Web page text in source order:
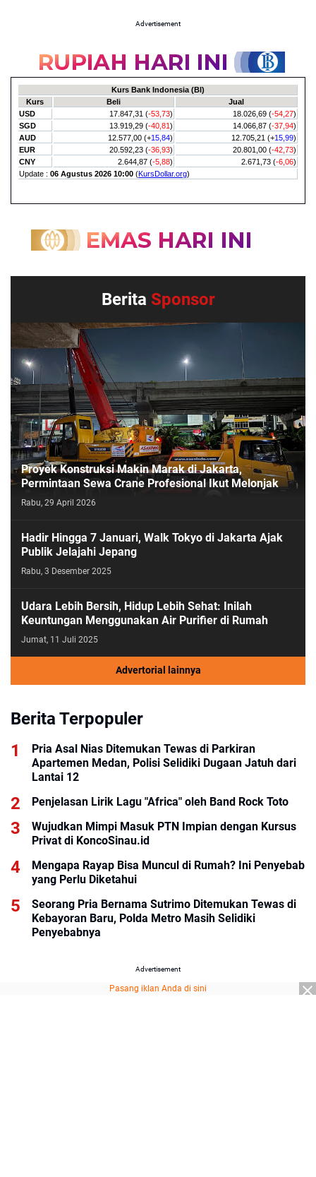
Advertisement
Berita Sponsor
Proyek Konstruksi Makin Marak di Jakarta,
Permintaan Sewa Crane Profesional Ikut Melonjak
Rabu, 29 April 2026
Hadir Hingga 7 Januari, Walk Tokyo di Jakarta Ajak
Publik Jelajahi Jepang
Rabu, 3 Desember 2025
Udara Lebih Bersih, Hidup Lebih Sehat: Inilah
Keuntungan Menggunakan Air Purifier di Rumah
Jumat, 11 Juli 2025
Advertorial lainnya
Berita Terpopuler
Pria Asal Nias Ditemukan Tewas di Parkiran
Apartemen Medan, Polisi Selidiki Dugaan Jatuh dari
Lantai 12
Penjelasan Lirik Lagu "Africa" oleh Band Rock Toto
Wujudkan Mimpi Masuk PTN Impian dengan Kursus
Privat di KoncoSinau.id
Mengapa Rayap Bisa Muncul di Rumah? Ini Penyebab
yang Perlu Diketahui
Seorang Pria Bernama Sutrimo Ditemukan Tewas di
Kebayoran Baru, Polda Metro Masih Selidiki
Penyebabnya
Advertisement
Pasang iklan Anda di sini